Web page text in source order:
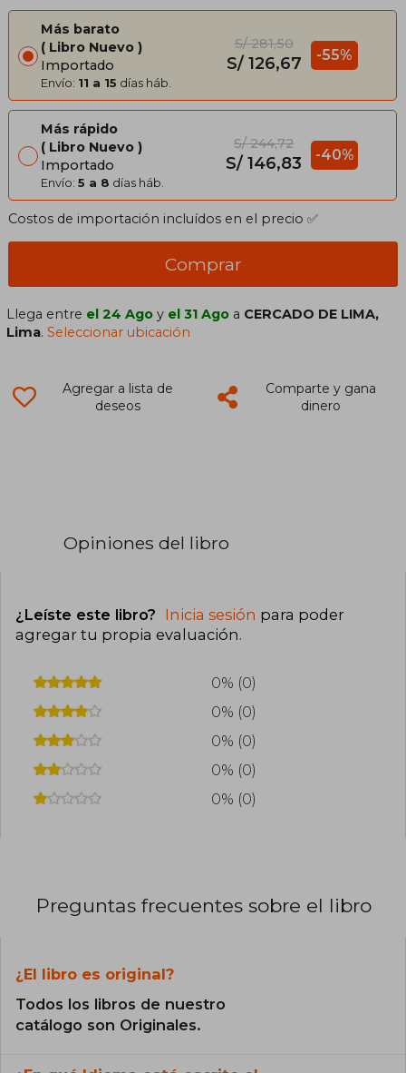
Más barato
Libro Nuevo
Importado
Envío: 11 a 15 días háb.
S/ 281,50
S/ 126,67 -55%
Más rápido
Libro Nuevo
Importado
Envío: 5 a 8 días háb.
S/ 244,72
S/ 146,83 -40%
Costos de importación incluídos en el precio ✅
Comprar
Llega entre el 24 Ago y el 31 Ago a CERCADO DE LIMA,
Lima.Seleccionar ubicación
Agregar a lista de
deseos
Comparte y gana
dinero
Opiniones del libro
¿Leíste este libro? Inicia sesión para poder
agregar tu propia evaluación.
0% (0)
0% (0)
0% (0)
0% (0)
0% (0)
Preguntas frecuentes sobre el libro
¿El libro es original?
Todos los libros de nuestro
catálogo son Originales.